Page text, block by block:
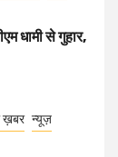
धामी से गुहार,
ख़बर न्यूज़